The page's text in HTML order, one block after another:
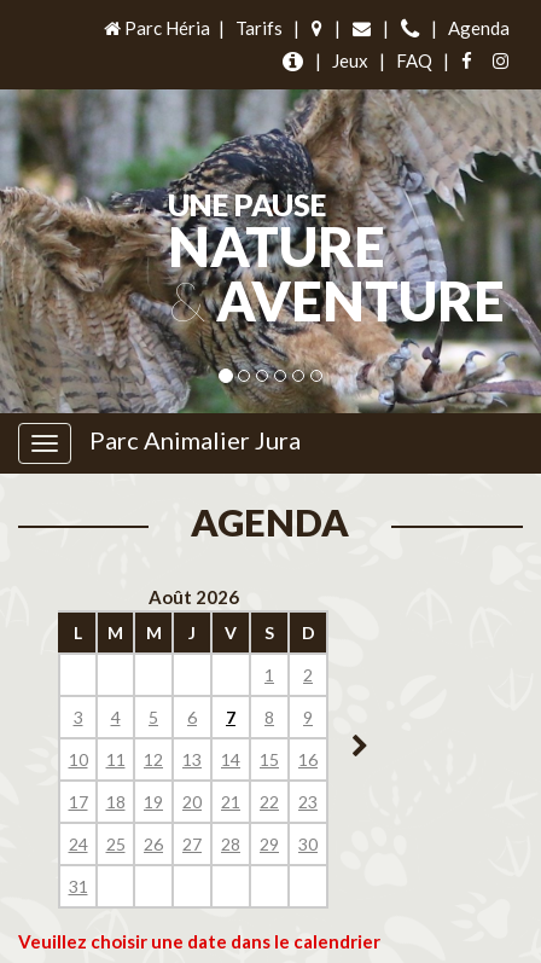
Parc Héria | Tarifs | | | |
Agenda
|
Jeux | FAQ |
UNE PAUSE
NATURE
&AVENTURE
Parc Animalier Jura
AGENDA
Août 2026
L M M J V S D
1 2
3 4 5 6 7 8 9
10 11 12 13 14 15 16
17 18 19 20 21 22 23
24 25 26 27 28 29 30
31
14
Veuillez choisir une date dans le calendrier